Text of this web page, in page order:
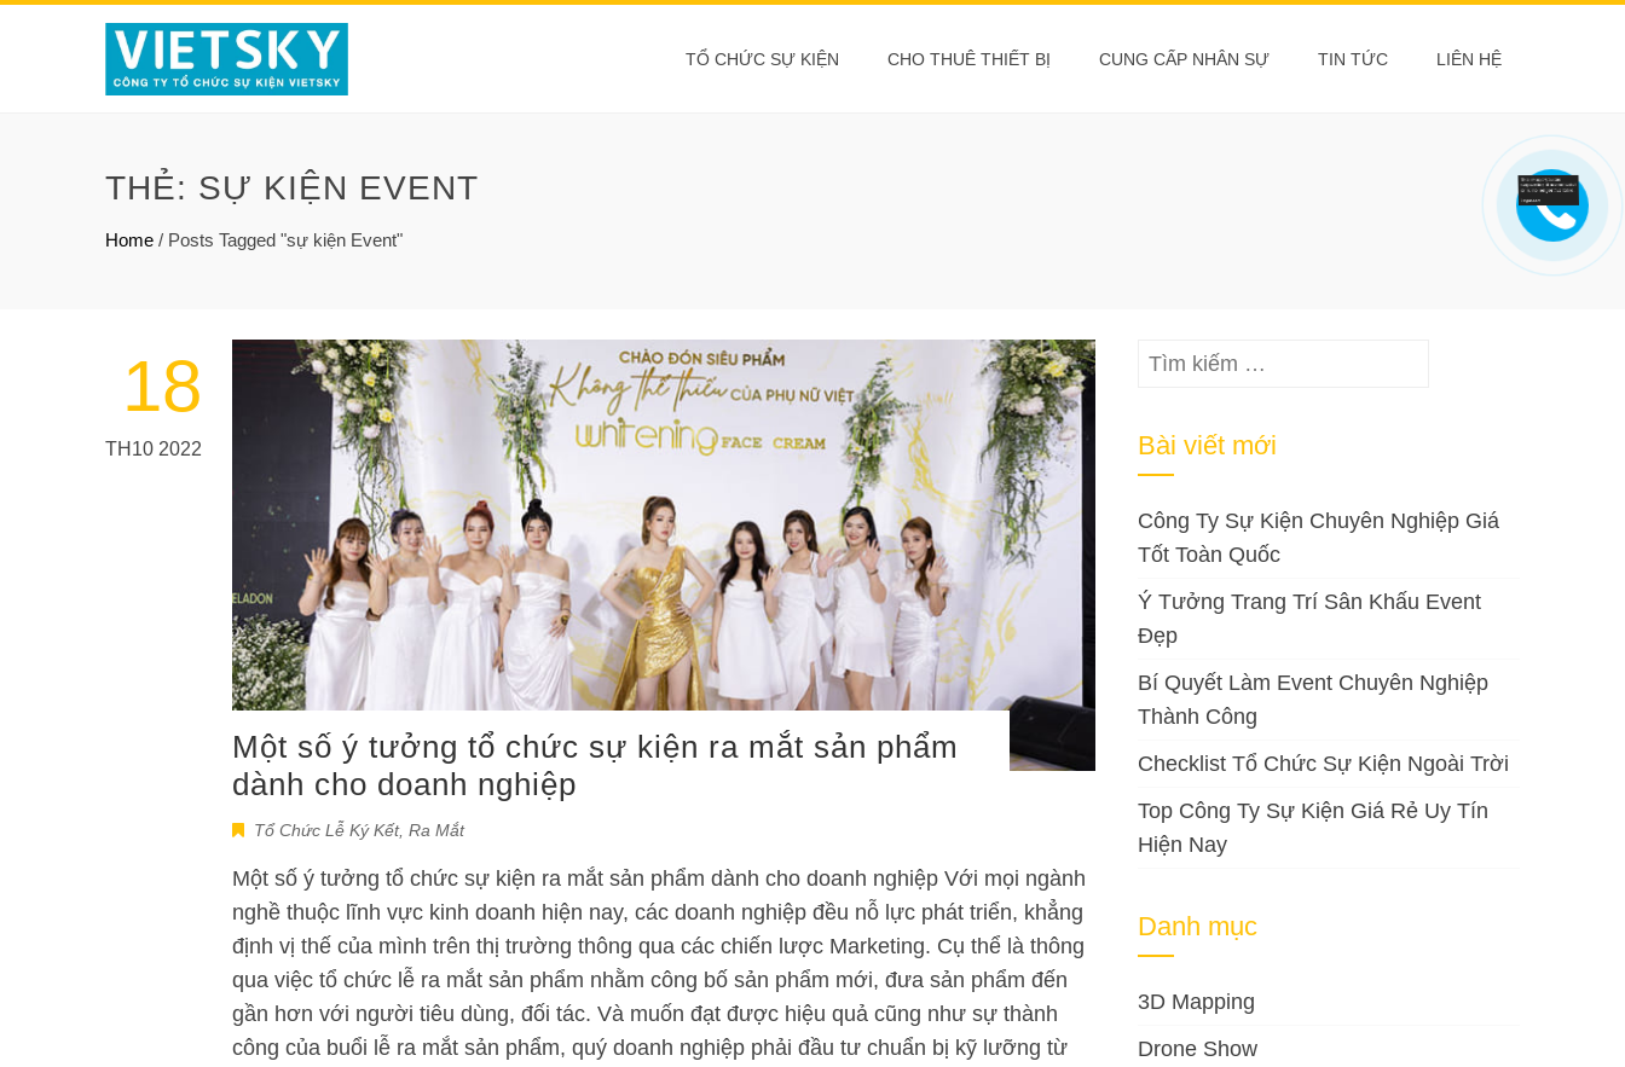
TỔ CHỨC SỰ KIỆN CHO THUÊ THIẾT BỊ CUNG CẤP NHÂN SỰ TIN TỨC LIÊN HỆ
THẺ: SỰ KIỆN EVENT
Home / Posts Tagged "sự kiện Event"
18
TH10 2022
Một số ý tưởng tổ chức sự kiện ra mắt sản phẩm
dành cho doanh nghiệp
Tổ Chức Lễ Ký Kết, Ra Mắt
Một số ý tưởng tổ chức sự kiện ra mắt sản phẩm dành cho doanh nghiệp Với mọi ngành
nghề thuộc lĩnh vực kinh doanh hiện nay, các doanh nghiệp đều nỗ lực phát triển, khẳng
định vị thế của mình trên thị trường thông qua các chiến lược Marketing. Cụ thể là thông
qua việc tổ chức lễ ra mắt sản phẩm nhằm công bố sản phẩm mới, đưa sản phẩm đến
gần hơn với người tiêu dùng, đối tác. Và muốn đạt được hiệu quả cũng như sự thành
công của buổi lễ ra mắt sản phẩm, quý doanh nghiệp phải đầu tư chuẩn bị kỹ lưỡng từ
Tìm
Bài viết mới
Công Ty Sự Kiện Chuyên Nghiệp Giá
Tốt Toàn Quốc
Ý Tưởng Trang Trí Sân Khấu Event
Đẹp
Bí Quyết Làm Event Chuyên Nghiệp
Thành Công
Checklist Tổ Chức Sự Kiện Ngoài Trời
Top Công Ty Sự Kiện Giá Rẻ Uy Tín
Hiện Nay
Danh mục
3D Mapping
Drone Show